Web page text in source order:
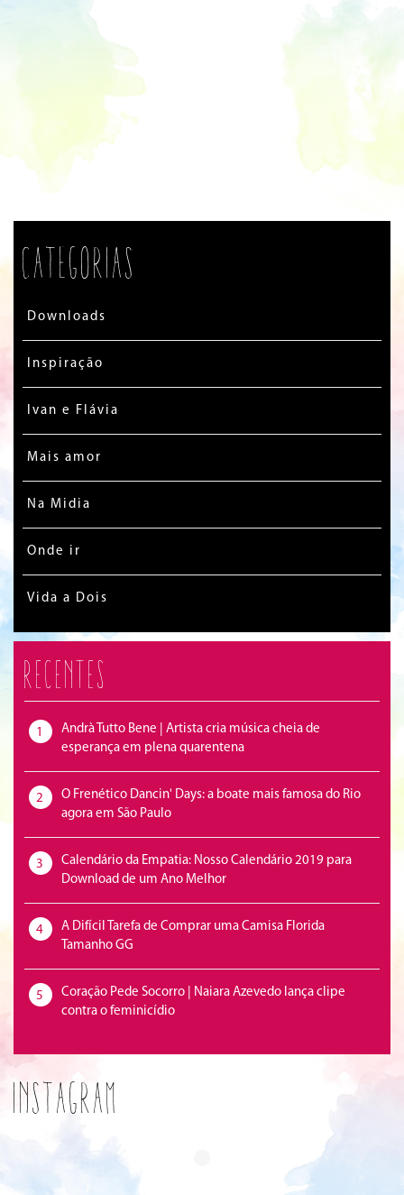
Categorias
Downloads
Inspiração
Ivan e Flávia
Mais amor
Na Midia
Onde ir
Vida a Dois
Recentes
1
Andrà Tutto Bene | Artista cria música cheia de
esperança em plena quarentena
2
O Frenético Dancin' Days: a boate mais famosa do Rio
agora em São Paulo
3
Calendário da Empatia: Nosso Calendário 2019 para
Download de um Ano Melhor
4
A Difícil Tarefa de Comprar uma Camisa Florida
Tamanho GG
5
Coração Pede Socorro | Naiara Azevedo lança clipe
contra o feminicídio
Instagram